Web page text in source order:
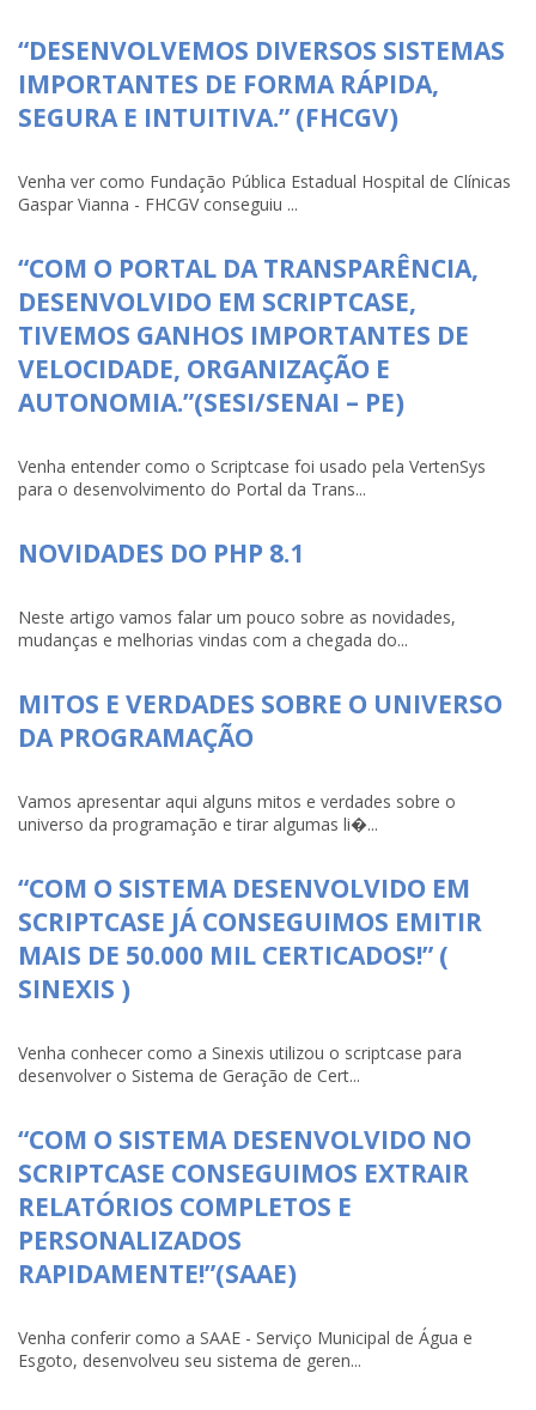
“DESENVOLVEMOS DIVERSOS SISTEMAS
IMPORTANTES DE FORMA RÁPIDA,
SEGURA E INTUITIVA.” (FHCGV)
Venha ver como Fundação Pública Estadual Hospital de Clínicas
Gaspar Vianna - FHCGV conseguiu ...
“COM O PORTAL DA TRANSPARÊNCIA,
DESENVOLVIDO EM SCRIPTCASE,
TIVEMOS GANHOS IMPORTANTES DE
VELOCIDADE, ORGANIZAÇÃO E
AUTONOMIA.”(SESI/SENAI – PE)
Venha entender como o Scriptcase foi usado pela VertenSys
para o desenvolvimento do Portal da Trans...
NOVIDADES DO PHP 8.1
Neste artigo vamos falar um pouco sobre as novidades,
mudanças e melhorias vindas com a chegada do...
MITOS E VERDADES SOBRE O UNIVERSO
DA PROGRAMAÇÃO
Vamos apresentar aqui alguns mitos e verdades sobre o
universo da programação e tirar algumas li�...
“COM O SISTEMA DESENVOLVIDO EM
SCRIPTCASE JÁ CONSEGUIMOS EMITIR
MAIS DE 50.000 MIL CERTICADOS!” (
SINEXIS )
Venha conhecer como a Sinexis utilizou o scriptcase para
desenvolver o Sistema de Geração de Cert...
“COM O SISTEMA DESENVOLVIDO NO
SCRIPTCASE CONSEGUIMOS EXTRAIR
RELATÓRIOS COMPLETOS E
PERSONALIZADOS
RAPIDAMENTE!”(SAAE)
Venha conferir como a SAAE - Serviço Municipal de Água e
Esgoto, desenvolveu seu sistema de geren...